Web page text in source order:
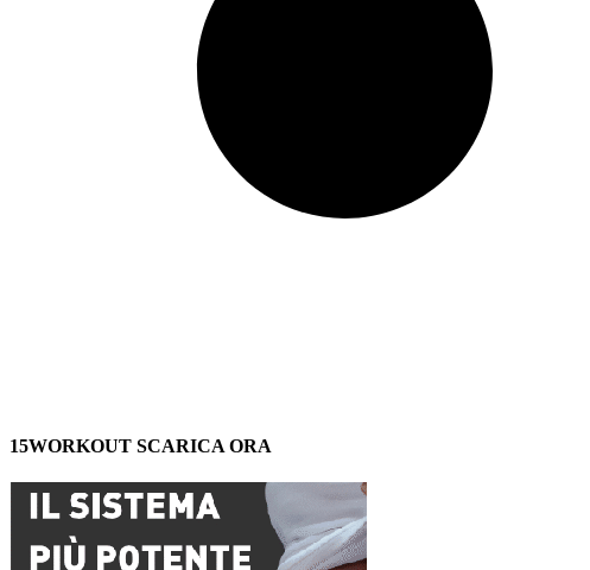
15WORKOUT SCARICA ORA